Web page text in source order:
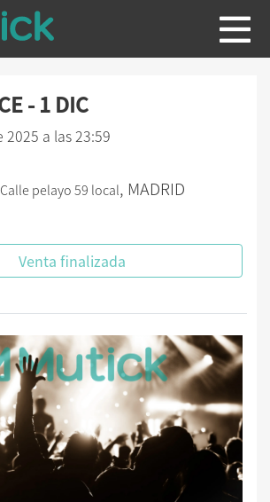
- 1 DIC
2025 a las 23:59
Calle pelayo 59 local, MADRID
Venta finalizada